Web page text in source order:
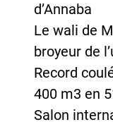
d’Annaba
Le wali de
broyeur de
Record
400 m3 en
Salon